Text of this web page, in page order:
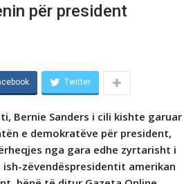
për president
Twitter
Bernie Sanders i cili kishte garuar
e demokratëve për president,
nga gara edhe zyrtarisht i
zëvendëspresidentit amerikan